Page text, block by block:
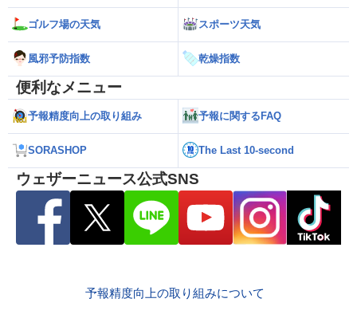
ゴルフ場の天気 スポーツ天気
風邪予防指数 乾燥指数
便利なメニュー
予報精度向上の取り組み 予報に関するFAQ
SORASHOP The Last 10-second
ウェザーニュース公式SNS
予報精度向上の取り組みについて